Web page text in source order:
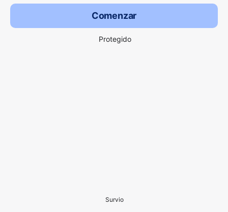
Comenzar
Protegido
Survio